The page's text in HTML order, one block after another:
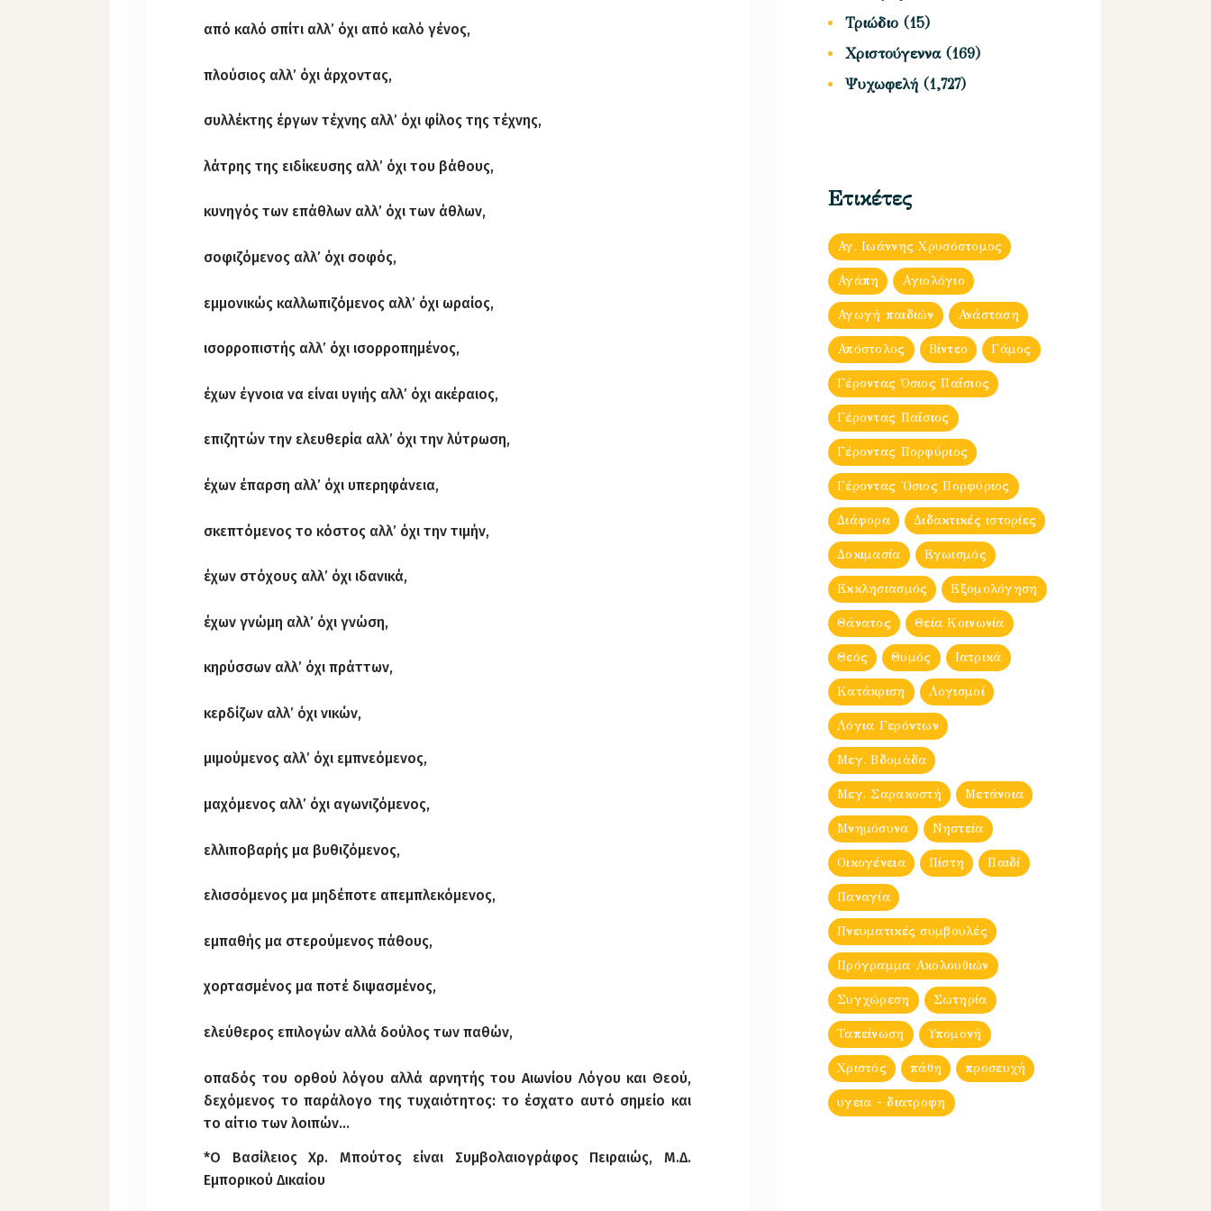
από καλό σπίτι αλλ’ όχι από καλό γένος,
πλούσιος αλλ’ όχι άρχοντας,
συλλέκτης έργων τέχνης αλλ’ όχι φίλος της τέχνης,
λάτρης της ειδίκευσης αλλ’ όχι του βάθους,
κυνηγός των επάθλων αλλ’ όχι των άθλων,
σοφιζόμενος αλλ’ όχι σοφός,
εμμονικώς καλλωπιζόμενος αλλ’ όχι ωραίος,
ισορροπιστής αλλ’ όχι ισορροπημένος,
έχων έγνοια να είναι υγιής αλλ’ όχι ακέραιος,
επιζητών την ελευθερία αλλ’ όχι την λύτρωση,
έχων έπαρση αλλ’ όχι υπερηφάνεια,
σκεπτόμενος το κόστος αλλ’ όχι την τιμήν,
έχων στόχους αλλ’ όχι ιδανικά,
έχων γνώμη αλλ’ όχι γνώση,
κηρύσσων αλλ’ όχι πράττων,
κερδίζων αλλ’ όχι νικών,
μιμούμενος αλλ’ όχι εμπνεόμενος,
μαχόμενος αλλ’ όχι αγωνιζόμενος,
ελλιποβαρής μα βυθιζόμενος,
ελισσόμενος μα μηδέποτε απεμπλεκόμενος,
εμπαθής μα στερούμενος πάθους,
χορτασμένος μα ποτέ διψασμένος,
ελεύθερος επιλογών αλλά δούλος των παθών,
οπαδός του ορθού λόγου αλλά αρνητής του Αιωνίου Λόγου και Θεού,
δεχόμενος το παράλογο της τυχαιότητος: το έσχατο αυτό σημείο και
το αίτιο των λοιπών…
*Ο Βασίλειος Χρ. Μπούτος είναι Συμβολαιογράφος Πειραιώς, Μ.Δ.
Εμπορικού Δικαίου
Τριώδιο (15)
Χριστούγεννα(169)
Ψυχωφελή (1,727)
Ετικέτες
Αγ. Ιωάννης Χρυσόστομος
Αγάπη Αγιολόγιο
Αγωγή παιδιών Ανάσταση
Απόστολος Βίντεο Γάμος
Γέροντας Όσιος Παΐσιος
Γέροντας Παΐσιος
Γέροντας Πορφύριος
Γέροντας Ὀσιος Πορφύριος
Διάφορα Διδακτικές ιστορίες
Δοκιμασία Εγωισμός
Εκκλησιασμός Εξομολόγηση
Θάνατος Θεία Κοινωνία
Θεός Θυμός Ιατρικά
Κατάκριση Λογισμοί
Λόγια Γερόντων
Μεγ. Βδομἀδα
Μεγ. Σαρακοστή Μετάνοια
Μνημόσυνα Νηστεία
Οικογένεια Πίστη Παιδί
Παναγία
Πνευματικές συμβουλές
Πρόγραμμα Ακολουθιών
Συγχώρεση Σωτηρία
Ταπείνωση Υπομονή
Χριστός πάθη προσευχή
υγεια - διατροφη